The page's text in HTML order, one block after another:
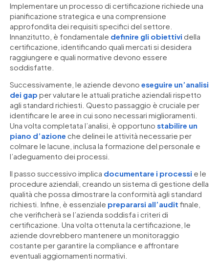
Implementare un processo di certificazione richiede una
pianificazione strategica e una comprensione
approfondita dei requisiti specifici del settore.
Innanzitutto, è fondamentale definire gli obiettivi della
certificazione, identificando quali mercati si desidera
raggiungere e quali normative devono essere
soddisfatte.
Successivamente, le aziende devono eseguire un’analisi
dei gap per valutare le attuali pratiche aziendali rispetto
agli standard richiesti. Questo passaggio è cruciale per
identificare le aree in cui sono necessari miglioramenti.
Una volta completata l’analisi, è opportuno stabilire un
piano d’azione che delinei le attività necessarie per
colmare le lacune, inclusa la formazione del personale e
l’adeguamento dei processi.
Il passo successivo implica documentare i processi e le
procedure aziendali, creando un sistema di gestione della
qualità che possa dimostrare la conformità agli standard
richiesti. Infine, è essenziale prepararsi all’audit finale,
che verificherà se l’azienda soddisfa i criteri di
certificazione. Una volta ottenuta la certificazione, le
aziende dovrebbero mantenere un monitoraggio
costante per garantire la compliance e affrontare
eventuali aggiornamenti normativi.